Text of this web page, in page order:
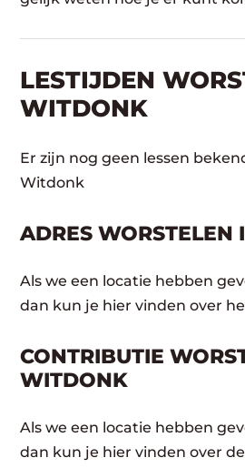
LESTIJDEN
WITDONK
Er zijn nog geen lessen
Witdonk
ADRES
Als we een locatie hebben
dan kun je hier vinden over
CONTRIBUTIE
WITDONK
Als we een locatie hebben
dan kun je hier vinden over